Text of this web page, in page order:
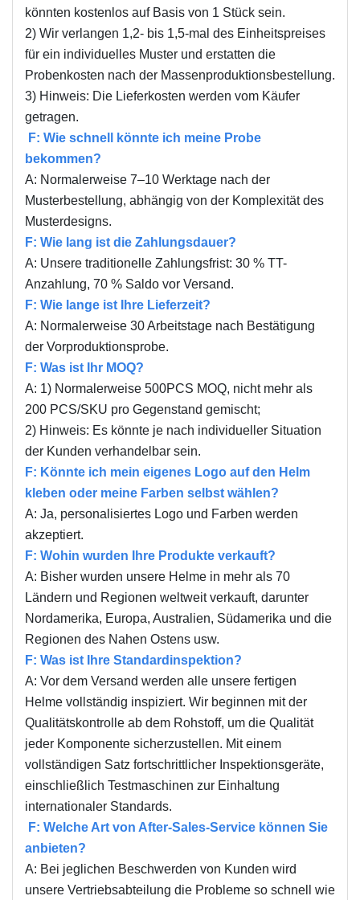
könnten kostenlos auf Basis von 1 Stück sein.
2) Wir verlangen 1,2- bis 1,5-mal des Einheitspreises
für ein individuelles Muster und erstatten die
Probenkosten nach der Massenproduktionsbestellung.
3) Hinweis: Die Lieferkosten werden vom Käufer
getragen.
F: Wie schnell könnte ich meine Probe
bekommen?
A: Normalerweise 7–10 Werktage nach der
Musterbestellung, abhängig von der Komplexität des
Musterdesigns.
F: Wie lang ist die Zahlungsdauer?
A: Unsere traditionelle Zahlungsfrist: 30 % TT-
Anzahlung, 70 % Saldo vor Versand.
F: Wie lange ist Ihre Lieferzeit?
A: Normalerweise 30 Arbeitstage nach Bestätigung
der Vorproduktionsprobe.
F: Was ist Ihr MOQ?
A: 1) Normalerweise 500PCS MOQ, nicht mehr als
200 PCS/SKU pro Gegenstand gemischt;
2) Hinweis: Es könnte je nach individueller Situation
der Kunden verhandelbar sein.
F: Könnte ich mein eigenes Logo auf den Helm
kleben oder meine Farben selbst wählen?
A: Ja, personalisiertes Logo und Farben werden
akzeptiert.
F: Wohin wurden Ihre Produkte verkauft?
A: Bisher wurden unsere Helme in mehr als 70
Ländern und Regionen weltweit verkauft, darunter
Nordamerika, Europa, Australien, Südamerika und die
Regionen des Nahen Ostens usw.
F: Was ist Ihre Standardinspektion?
A: Vor dem Versand werden alle unsere fertigen
Helme vollständig inspiziert. Wir beginnen mit der
Qualitätskontrolle ab dem Rohstoff, um die Qualität
jeder Komponente sicherzustellen. Mit einem
vollständigen Satz fortschrittlicher Inspektionsgeräte,
einschließlich Testmaschinen zur Einhaltung
internationaler Standards.
F: Welche Art von After-Sales-Service können Sie
anbieten?
A: Bei jeglichen Beschwerden von Kunden wird
unsere Vertriebsabteilung die Probleme so schnell wie